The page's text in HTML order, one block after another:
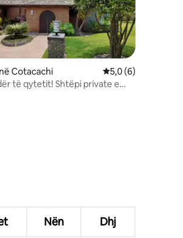
nga 5, 9 vlerësime
Cotacachi Vlerësimi mesatar
5,0 (6)
të qytetit! Shtëpi private e
Nën Dhj